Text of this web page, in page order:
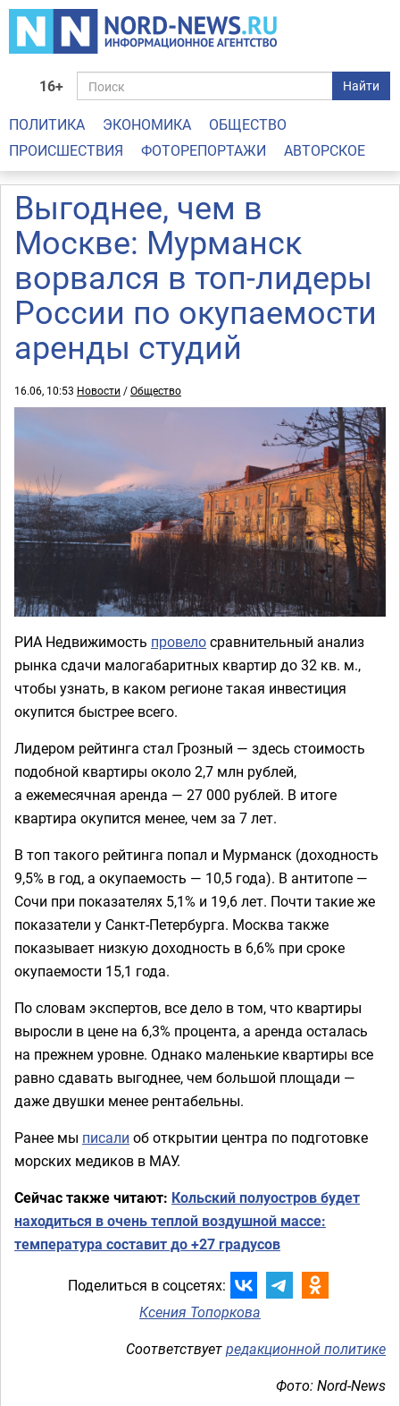
16+ Найти
ПОЛИТИКА ЭКОНОМИКА
ОБЩЕСТВО
ПРОИСШЕСТВИЯ
ФОТОРЕПОРТАЖИ АВТОРСКОЕ
Выгоднее, чем в
Москве: Мурманск
ворвался в топ-лидеры
России по окупаемости
аренды студий
16.06, 10:53 Новости /Общество
РИА Недвижимость провелосравнительный анализ
рынка сдачи малогабаритных квартир до 32 кв. м.,
чтобы узнать, в каком регионе такая инвестиция
окупится быстрее всего.
Лидером рейтинга стал Грозный — здесь стоимость
подобной квартиры около 2,7 млн рублей,
а ежемесячная аренда — 27 000 рублей. В итоге
квартира окупится менее, чем за 7 лет.
В топ такого рейтинга попал и Мурманск (доходность
9,5% в год, а окупаемость — 10,5 года). В антитопе —
Сочи при показателях 5,1% и 19,6 лет. Почти такие же
показатели у Санкт-Петербурга. Москва также
показывает низкую доходность в 6,6% при сроке
окупаемости 15,1 года.
По словам экспертов, все дело в том, что квартиры
выросли в цене на 6,3% процента, а аренда осталась
на прежнем уровне. Однако маленькие квартиры все
равно сдавать выгоднее, чем большой площади —
даже двушки менее рентабельны.
Ранее мы писали об открытии центра по подготовке
морских медиков в МАУ.
Сейчас также читают: Кольский полуостров будет
находиться в очень теплой воздушной массе:
температура составит до +27 градусов
Поделиться в соцсетях:
Ксения Топоркова
Соответствуетредакционной политике
Фото: Nord-News